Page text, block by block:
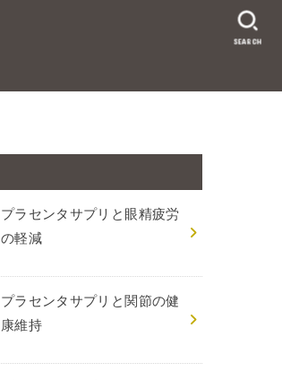
SEARCH
プラセンタサプリと眼精疲労
の軽減
プラセンタサプリと関節の健
康維持